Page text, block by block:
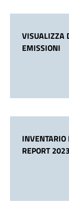
VISUALIZZA
EMISSIONI
REPORT 2023